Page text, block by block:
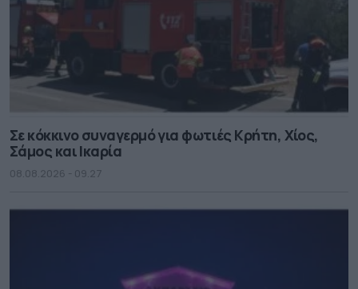
Σε κόκκινο συναγερμό για φωτιές Κρήτη, Χίος,
Σάμος και Ικαρία
08.08.2026 - 09.27